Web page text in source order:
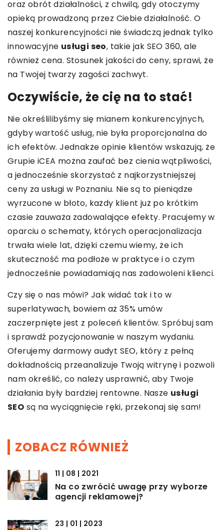
oraz obrót działalności, z chwilą, gdy otoczymy
opieką prowadzoną przez Ciebie działalność. O
naszej konkurencyjności nie świadczą jednak tylko
innowacyjne usługi seo, takie jak SEO 360, ale
również cena. Stosunek jakości do ceny, sprawi, że
na Twojej twarzy zagości zachwyt.
Oczywiście, że cię na to stać!
Nie określilibyśmy się mianem konkurencyjnych,
gdyby wartość usług, nie była proporcjonalna do
ich efektów. Jednakże opinie klientów wskazują, że
Grupie iCEA można zaufać bez cienia wątpliwości,
a jednocześnie skorzystać z najkorzystniejszej
ceny za usługi w Poznaniu. Nie są to pieniądze
wyrzucone w błoto, każdy klient już po krótkim
czasie zauważa zadowalające efekty. Pracujemy w
oparciu o schematy, których operacjonalizacja
trwała wiele lat, dzięki czemu wiemy, że ich
skuteczność ma podłoże w praktyce i o czym
jednocześnie powiadamiają nas zadowoleni klienci.
Czy się o nas mówi? Jak widać tak i to w
superlatywach, bowiem aż 35% umów
zaczerpnięte jest z poleceń klientów. Spróbuj sam
i sprawdź pozycjonowanie w naszym wydaniu.
Oferujemy darmowy audyt SEO, który z pełną
dokładnością przeanalizuje Twoją witrynę i pozwoli
nam określić, co należy usprawnić, aby Twoje
działania były bardziej rentowne. Nasze usługi
SEO są na wyciągnięcie ręki, przekonaj się sam!
ZOBACZ RÓWNIEŻ
11 | 08 | 2021
Na co zwrócić uwagę przy wyborze
agencji reklamowej?
23 | 01 | 2023